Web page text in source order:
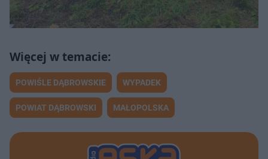
POWIŚLE DĄBROWSKIE WYPADEK
POWIAT DĄBROWSKI MAŁOPOLSKA